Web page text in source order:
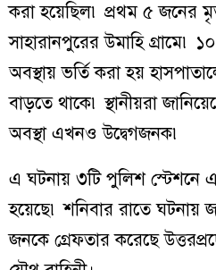
করা হয়েছিল৷ প্রথম ৫ জনের
সাহারানপুরের উমাহি
অবস্থায় ভর্তি করা হয়
বাড়তে থাকে৷ স্থানীয়রা
অবস্থা এখনও উদ্বেগজনক৷
এ ঘটনায় ৩টি পুলিশ
হয়েছে৷ শনিবার রাতে
জনকে গ্রেফতার করেছে